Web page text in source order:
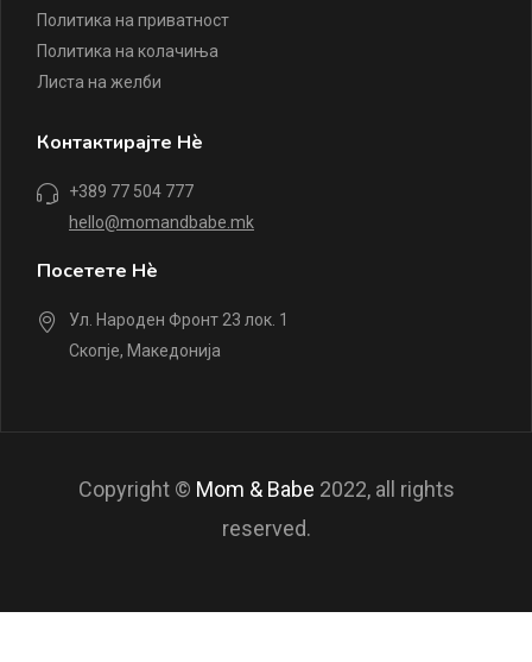
Политика на приватност
Политика на колачиња
Листа на желби
Контактирајте Нè
+389 77 504 777
hello@momandbabe.mk
Посетете Нè
Ул. Народен Фронт 23 лок. 1
Скопје, Македонија
Copyright © Mom & Babe 2022, all rights
reserved.